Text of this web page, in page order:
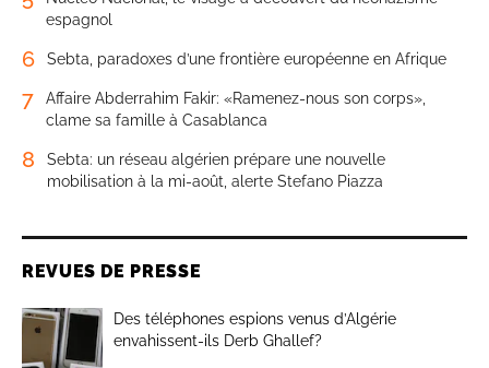
espagnol
6 Sebta, paradoxes d’une frontière européenne en Afrique
7
Affaire Abderrahim Fakir: «Ramenez-nous son corps»,
clame sa famille à Casablanca
8
Sebta: un réseau algérien prépare une nouvelle
mobilisation à la mi-août, alerte Stefano Piazza
REVUES DE PRESSE
Des téléphones espions venus d’Algérie
envahissent-ils Derb Ghallef?